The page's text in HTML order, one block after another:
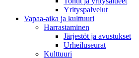
Yrityspalvelut
Vapaa-aika ja kulttuuri
Harrastaminen
Järjestöt ja avustukset
Urheiluseurat
Kulttuuri